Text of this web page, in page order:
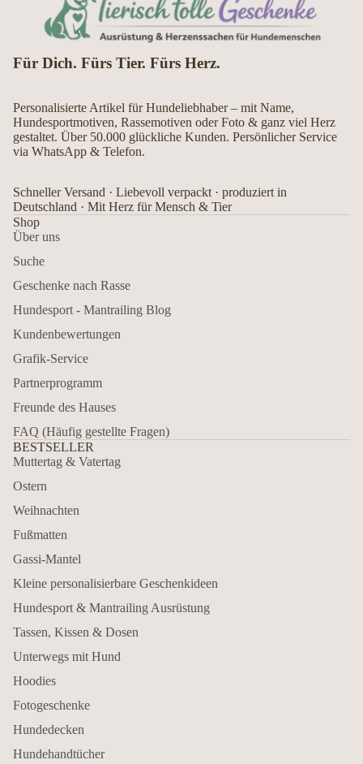
Für Dich. Fürs Tier. Fürs Herz.
Personalisierte Artikel für Hundeliebhaber – mit Name,
Hundesportmotiven, Rassemotiven oder Foto & ganz viel Herz
gestaltet. Über 50.000 glückliche Kunden. Persönlicher Service
via WhatsApp & Telefon.
Schneller Versand · Liebevoll verpackt · produziert in
Deutschland · Mit Herz für Mensch & Tier
Shop
Über uns
Suche
Geschenke nach Rasse
Hundesport - Mantrailing Blog
Kundenbewertungen
Grafik-Service
Partnerprogramm
Freunde des Hauses
FAQ (Häufig gestellte Fragen)
BESTSELLER
Muttertag & Vatertag
Ostern
Weihnachten
Fußmatten
Gassi-Mantel
Kleine personalisierbare Geschenkideen
Hundesport & Mantrailing Ausrüstung
Tassen, Kissen & Dosen
Unterwegs mit Hund
Hoodies
Fotogeschenke
Hundedecken
Hundehandtücher